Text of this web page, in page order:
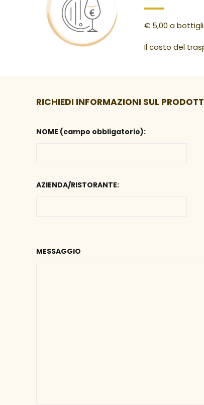
€ 5,00 a
Il costo del
RICHIEDI INFORMAZIONI SUL
NOME (campo obbligatorio):
AZIENDA/RISTORANTE:
MESSAGGIO